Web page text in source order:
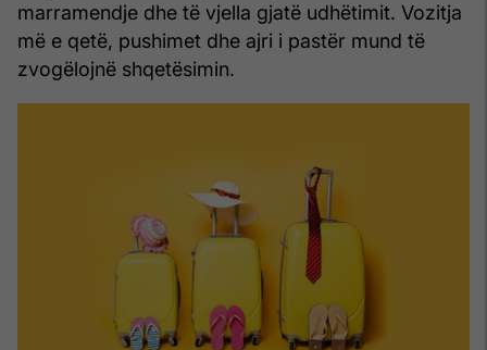
marramendje dhe të vjella gjatë udhëtimit. Vozitja
më e qetë, pushimet dhe ajri i pastër mund të
zvogëlojnë shqetësimin.